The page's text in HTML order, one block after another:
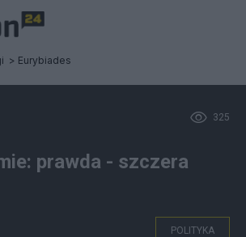
Eurybiades
325
prawda - szczera
POLITYKA